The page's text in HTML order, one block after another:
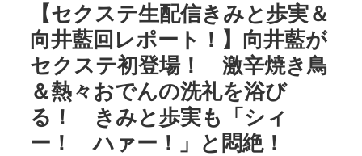
【セクステ生配信きみと歩実＆
向井藍回レポート！】向井藍が
セクステ初登場！ 激辛焼き鳥
＆熱々おでんの洗礼を浴び
る！ きみと歩実も「シィ
ー！ ハァー！」と悶絶！